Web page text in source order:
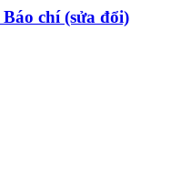
chí (sửa đổi)